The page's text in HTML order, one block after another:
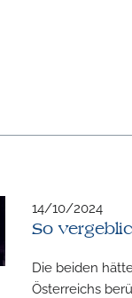
14/10/2024
So
Die beiden
Österreichs